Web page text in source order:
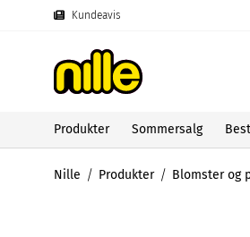
Kundeavis
Produkter Sommersalg
Nille Produkter Blomster og